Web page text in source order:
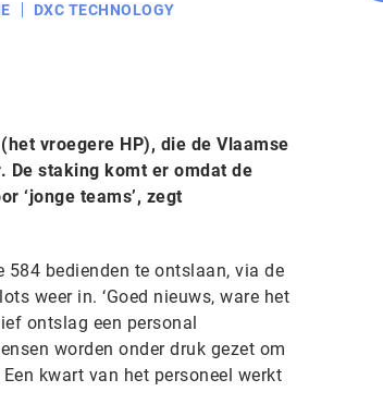
DXC TECHNOLOGY
vroegere HP), die de Vlaamse
De staking komt er omdat de
‘jonge teams’, zegt
bedienden te ontslaan, via de
weer in. ‘Goed nieuws, ware het
ontslag een personal
worden onder druk gezet om
kwart van het personeel werkt